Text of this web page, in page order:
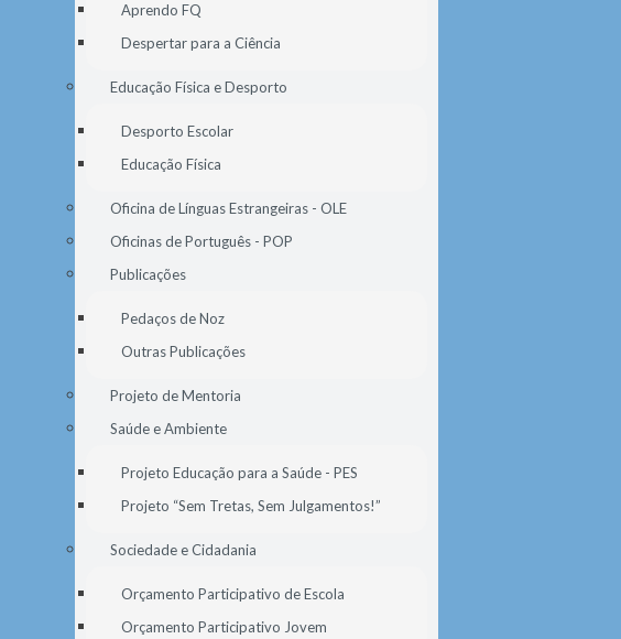
Aprendo FQ
Despertar para a Ciência
Educação Física e Desporto
Desporto Escolar
Educação Física
Oficina de Línguas Estrangeiras - OLE
Oficinas de Português - POP
Publicações
Pedaços de Noz
Outras Publicações
Projeto de Mentoria
Saúde e Ambiente
Projeto Educação para a Saúde - PES
Projeto “Sem Tretas, Sem Julgamentos!”
Sociedade e Cidadania
Orçamento Participativo de Escola
Orçamento Participativo Jovem